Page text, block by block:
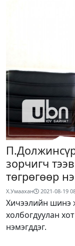
зорчигч
төгрөгөөр
Х.Умаахан 2021-08-19
Хичээлийн шинэ
холбогдуулан
нэмэгддэг.